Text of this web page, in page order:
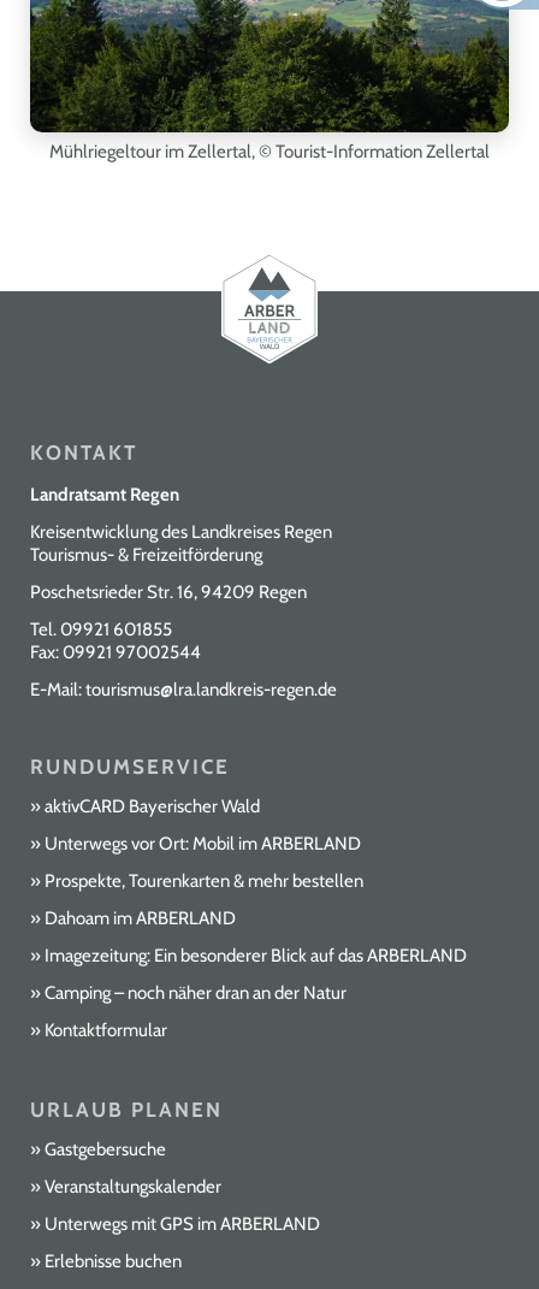
Mühlriegeltour im Zellertal, © Tourist-Information Zellertal
KONTAKT
Landratsamt Regen
Kreisentwicklung des Landkreises Regen
Tourismus- & Freizeitförderung
Poschetsrieder Str. 16, 94209 Regen
Tel.09921 601855
Fax: 09921 97002544
E-Mail:tourismus@lra.landkreis-regen.de
RUNDUMSERVICE
aktivCARD Bayerischer Wald
Unterwegs vor Ort: Mobil im ARBERLAND
Prospekte, Tourenkarten & mehr bestellen
Dahoam im ARBERLAND
Imagezeitung: Ein besonderer Blick auf das ARBERLAND
Camping – noch näher dran an der Natur
Kontaktformular
URLAUB PLANEN
Gastgebersuche
Veranstaltungskalender
Unterwegs mit GPS im ARBERLAND
Erlebnisse buchen